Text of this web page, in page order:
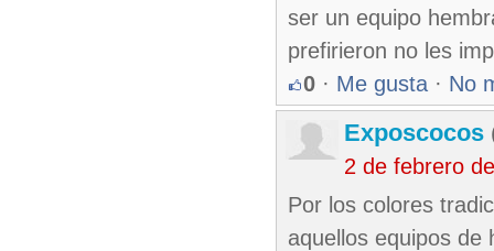
ser un equipo
prefirieron no les
0 · Me gusta · No
Exposcocos
2 de febrero
Por los colores
aquellos equipos de